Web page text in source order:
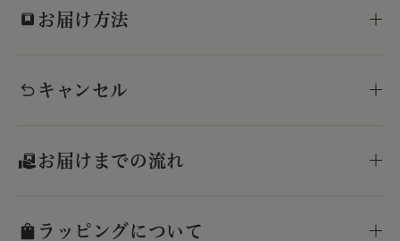
お届け方法
キャンセル
お届けまでの流れ
ラッピングについて